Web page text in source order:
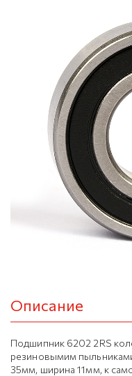
Описание
Подшипник 6202 2RS
резиновымим
35мм, ширина 11мм, к